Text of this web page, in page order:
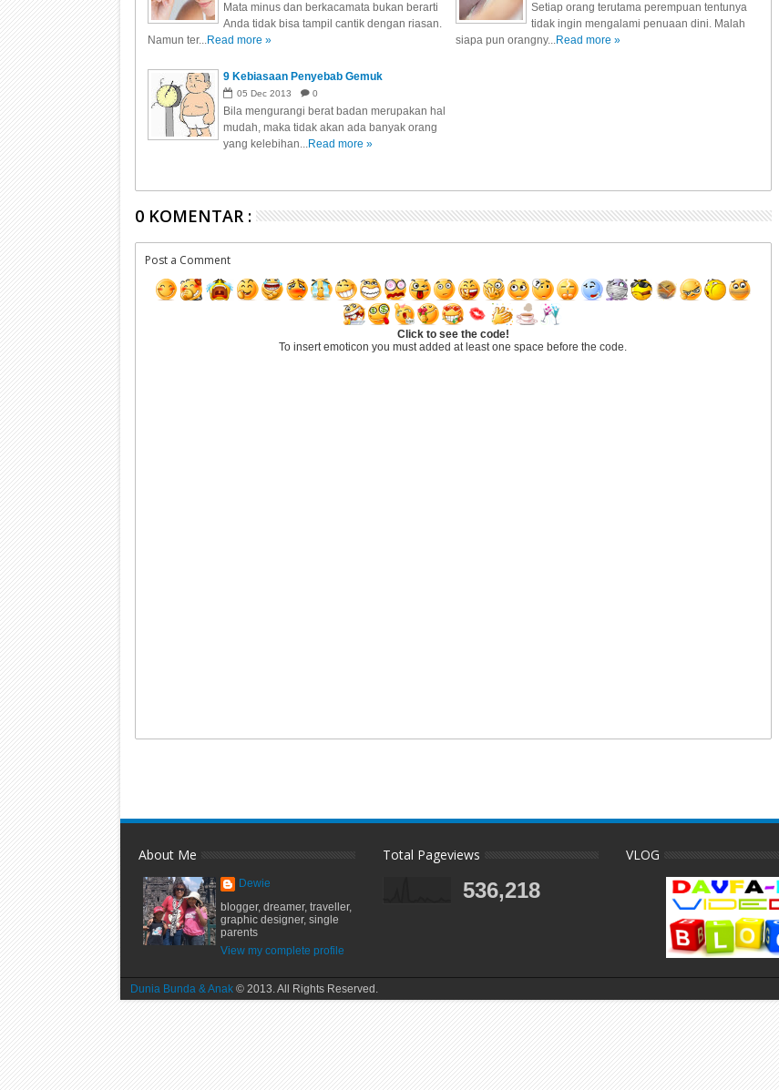
Mata minus dan berkacamata bukan berarti
Anda tidak bisa tampil cantik dengan riasan.
Namun ter...Read more »
Setiap orang terutama perempuan tentunya
tidak ingin mengalami penuaan dini. Malah
siapa pun orangny...Read more »
9 Kebiasaan Penyebab Gemuk
05 Dec 2013 0
Bila mengurangi berat badan merupakan hal
mudah, maka tidak akan ada banyak orang
yang kelebihan...Read more »
0 KOMENTAR :
Post a Comment
Click to see the code!
To insert emoticon you must added at least one space before the code.
About Me
Dewie
blogger, dreamer, traveller,
graphic designer, single
parents
View my complete profile
Total Pageviews
536,218
VLOG
Dunia Bunda & Anak © 2013. All Rights Reserved.